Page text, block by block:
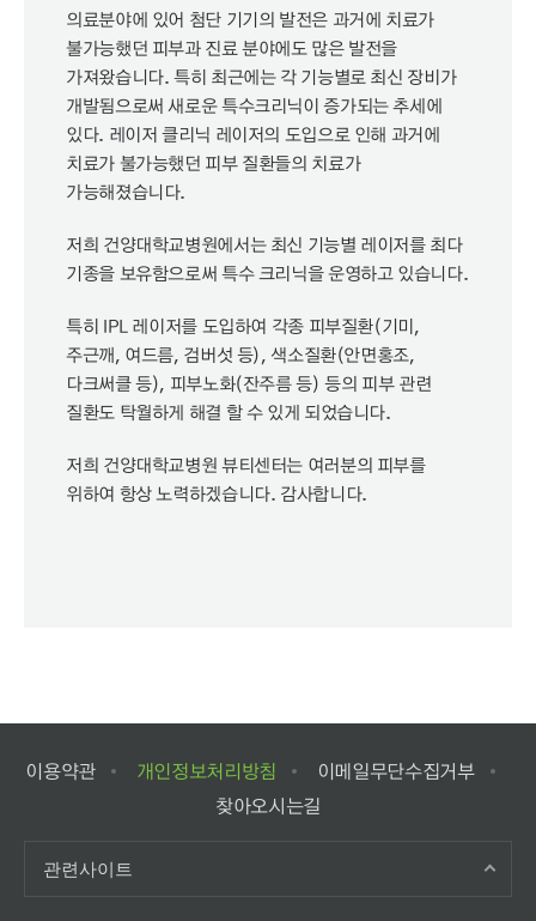
의료분야에 있어 첨단 기기의 발전은 과거에 치료가
불가능했던 피부과 진료 분야에도 많은 발전을
가져왔습니다. 특히 최근에는 각 기능별로 최신 장비가
개발됨으로써 새로운 특수크리닉이 증가되는 추세에
있다. 레이저 클리닉 레이저의 도입으로 인해 과거에
치료가 불가능했던 피부 질환들의 치료가
가능해졌습니다.
저희 건양대학교병원에서는 최신 기능별 레이저를 최다
기종을 보유함으로써 특수 크리닉을 운영하고 있습니다.
특히 IPL 레이저를 도입하여 각종 피부질환(기미,
주근깨, 여드름, 검버섯 등), 색소질환(안면홍조,
다크써클 등), 피부노화(잔주름 등) 등의 피부 관련
질환도 탁월하게 해결 할 수 있게 되었습니다.
저희 건양대학교병원 뷰티센터는 여러분의 피부를
위하여 항상 노력하겠습니다. 감사합니다.
이용약관 개인정보처리방침
이메일무단수집거부
찾아오시는길
관련사이트